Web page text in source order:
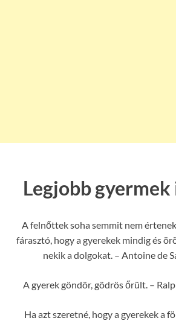
Legjobb
A felnőttek soha semmit nem
fárasztó, hogy a gyerekek mindig és
nekik a dolgokat. – Antoine de
A gyerek göndör, gödrös őrült. –
Ha azt szeretné, hogy a gyerekek a